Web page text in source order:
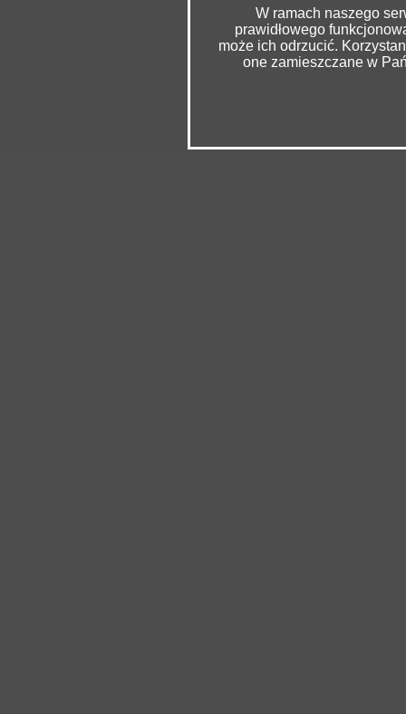
W ramach naszego
prawidłowego
może ich odrzucić.
one zamieszczane w